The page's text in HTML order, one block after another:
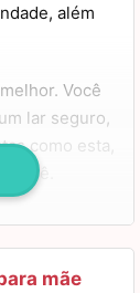
além
Você
lar seguro,
como esta,
fez por
Esta é a
mãe!mãe